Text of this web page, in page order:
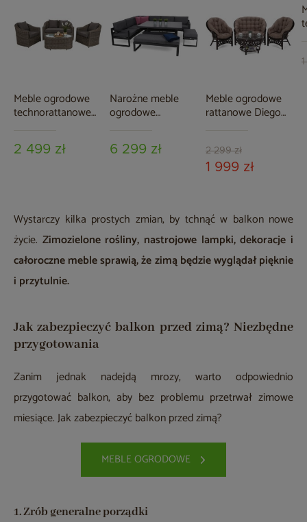
Meble ogrodowe
technorattanowe
Melange
2 499 zł
Narożne meble
ogrodowe
Grey / Grey
Melange
6 299 zł
Meble ogrodowe
rattanowe Diego
2 299 zł
1 999 zł
Wystarczy kilka prostych zmian, by tchnąć w balkon nowe
życie. Zimozielone rośliny, nastrojowe lampki, dekoracje i
całoroczne meble sprawią, że zimą będzie wyglądał pięknie
i przytulnie.
Jak zabezpieczyć balkon przed zimą? Niezbędne
przygotowania
Zanim jednak nadejdą mrozy, warto odpowiednio
przygotować balkon, aby bez problemu przetrwał zimowe
miesiące. Jak zabezpieczyć balkon przed zimą?
MEBLE OGRODOWE
1. Zrób generalne porządki